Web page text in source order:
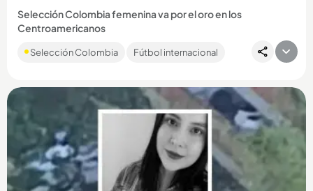
Selección Colombia femenina va por el oro en los
Centroamericanos
noche....
Selección Colombia Fútbol internacional
Compartir Noticia